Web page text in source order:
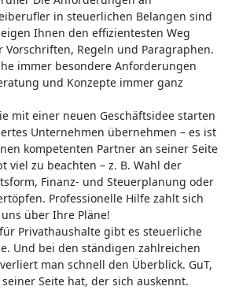
in steuerlichen Belangen sind
Ihnen den effizientesten Weg
Vorschriften, Regeln und Paragraphen.
immer besondere Anforderungen
und Konzepte immer ganz
mit einer neuen Geschäftsidee starten
Unternehmen übernehmen – es ist
kompetenten Partner an seiner Seite
viel zu beachten – z. B. Wahl der
Finanz- und Steuerplanung oder
Professionelle Hilfe zahlt sich
über Ihre Pläne!
Privathaushalte gibt es steuerliche
Und bei den ständigen zahlreichen
man schnell den Überblick. GuT,
Seite hat, der sich auskennt.